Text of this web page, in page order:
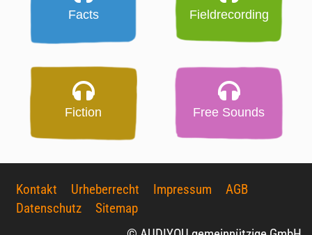
Facts Fieldrecording
Fiction Free Sounds
Kontakt Urheberrecht Impressum
AGB
Datenschutz
Sitemap